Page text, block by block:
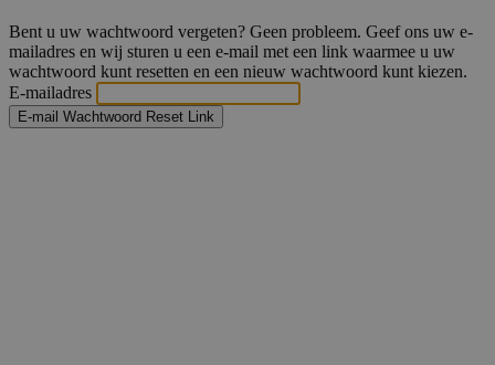
Bent u uw wachtwoord vergeten? Geen probleem. Geef ons uw e-
mailadres en wij sturen u een e-mail met een link waarmee u uw
wachtwoord kunt resetten en een nieuw wachtwoord kunt kiezen.
E-mailadres
E-mail Wachtwoord Reset Link